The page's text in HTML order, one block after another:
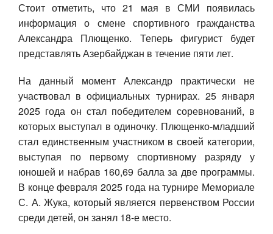
Стоит отметить, что 21 мая в СМИ появилась
информация о смене спортивного гражданства
Александра Плющенко. Теперь фигурист будет
представлять Азербайджан в течение пяти лет.
На данный момент Александр практически не
участвовал в официальных турнирах. 25 января
2025 года он стал победителем соревнований, в
которых выступал в одиночку. Плющенко-младший
стал единственным участником в своей категории,
выступая по первому спортивному разряду у
юношей и набрав 160,69 балла за две программы.
В конце февраля 2025 года на турнире Мемориале
С. А. Жука, который является первенством России
среди детей, он занял 18-е место.